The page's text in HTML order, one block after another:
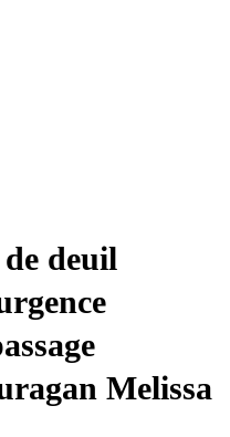
deuil
Melissa